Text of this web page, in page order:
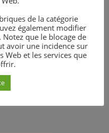
adjoint et
de la catégorie
également modifier
que le blocage de
avoir une incidence sur
Web et les services que